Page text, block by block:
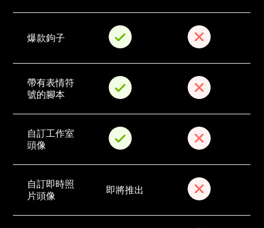
爆款鉤子
帶有表情符
號的腳本
自訂工作室
頭像
自訂即時照
片頭像
即將推出